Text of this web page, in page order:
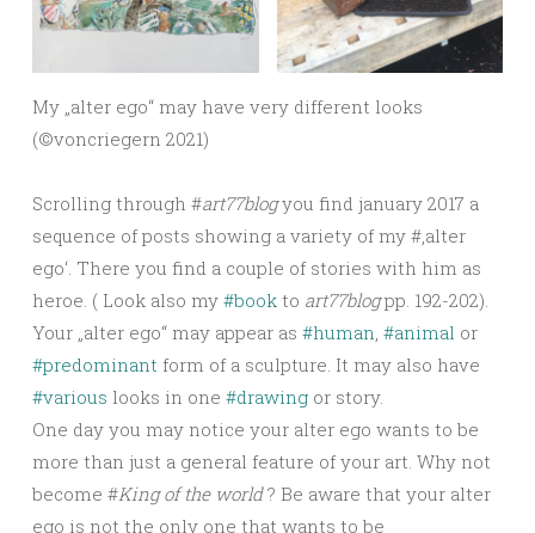
My „alter ego“ may have very different looks
(©️voncriegern 2021)
Scrolling through #art77blogyou find january 2017 a
sequence of posts showing a variety of my #‚alter
ego‘. There you find a couple of stories with him as
heroe. ( Look also my #book to art77blogpp. 192-202).
Your „alter ego“ may appear as #human, #animal or
#predominant form of a sculpture. It may also have
#various looks in one #drawing or story.
One day you may notice your alter ego wants to be
more than just a general feature of your art. Why not
become #King of the world? Be aware that your alter
ego is not the only one that wants to be